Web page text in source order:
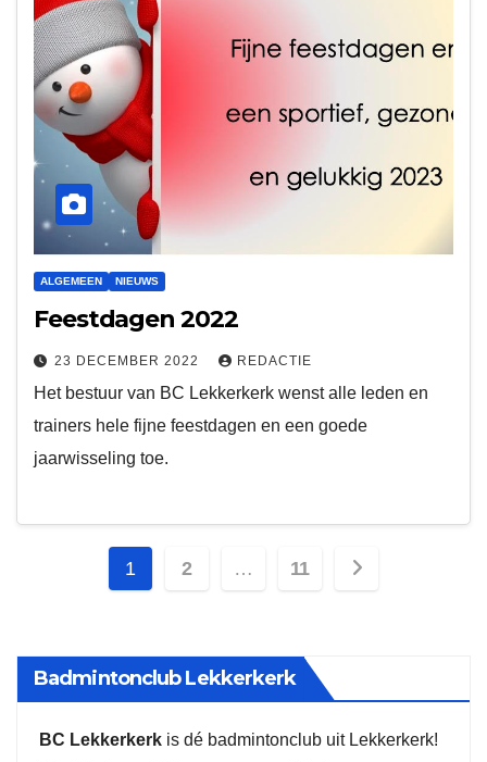
ALGEMEEN NIEUWS
Feestdagen 2022
23 DECEMBER 2022 REDACTIE
Het bestuur van BC Lekkerkerk wenst alle leden en
trainers hele fijne feestdagen en een goede
jaarwisseling toe.
Berichten
1 2 … 11
Badmintonclub Lekkerkerk
BC Lekkerkerk is dé badmintonclub uit Lekkerkerk!